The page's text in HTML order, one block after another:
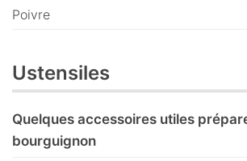
Poivre
Ustensiles
Quelques accessoires utiles
bourguignon